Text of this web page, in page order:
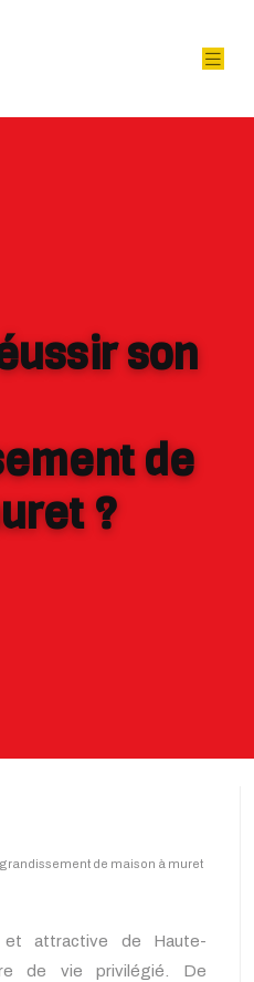
son
de
?
de maison à muret
et attractive de Haute-
de vie privilégié. De